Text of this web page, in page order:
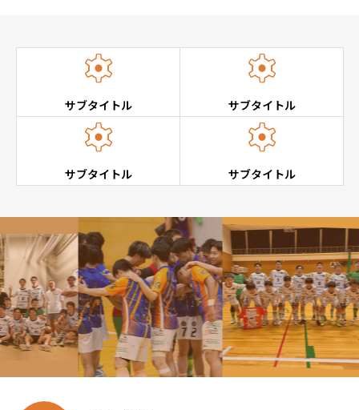

サブタイトル

サブタイトル

サブタイトル

サブタイトル